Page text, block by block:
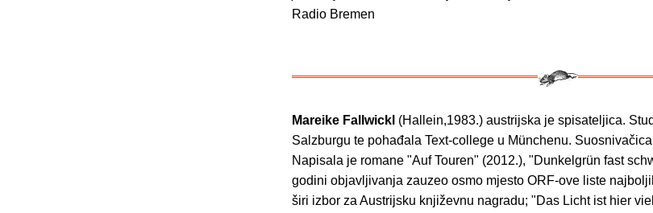
Radio Bremen
Mareike Fallwickl (Hallein,1983.) austrijska je spisateljica.
Salzburgu te pohađala Text-college u Münchenu.
Napisala je romane "Auf Touren" (2012.), "Dunkelgrün fast
godini objavljivanja zauzeo osmo mjesto ORF-ove liste
širi izbor za Austrijsku književnu nagradu; "Das Licht ist hier